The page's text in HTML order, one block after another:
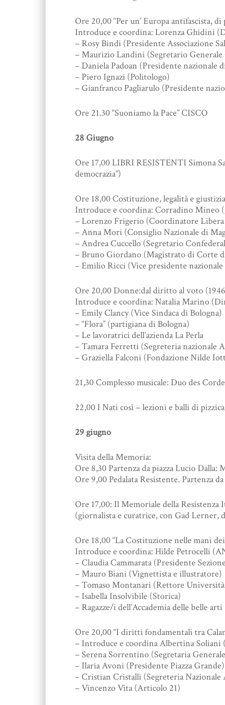
Ore 20,00 “Per un’ Europa antifascista,
Introduce e coordina: Lorenza Ghidini
– Rosy Bindi (Presidente Associazione
– Maurizio Landini (Segretario
– Daniela Padoan (Presidente nazionale
– Piero Ignazi (Politologo)
– Gianfranco Pagliarulo (Presidente
Ore 21.30 “Suoniamo la Pace” CISCO
28 Giugno
Ore 17,00 LIBRI RESISTENTI Simona
democrazia”)
Ore 18,00 Costituzione, legalità e
Introduce e coordina: Corradino Mineo
– Lorenzo Frigerio (Coordinatore
– Anna Mori (Consiglio Nazionale di
– Andrea Cuccello (Segretario
– Bruno Giordano (Magistrato di Corte
– Emilio Ricci (Vice presidente
Ore 20,00 Donne:dal diritto al voto
Introduce e coordina: Natalia Marino
– Emily Clancy (Vice Sindaca di Bologna)
– “Flora” (partigiana di Bologna)
– Le lavoratrici dell’azienda La Perla
– Tamara Ferretti (Segreteria nazionale
– Graziella Falconi (Fondazione Nilde
21,30 Complesso musicale: Duo des
22,00 I Nati così – lezioni e balli di
29 giugno
Visita della Memoria:
Ore 8,30 Partenza da piazza Lucio
Ore 9,00 Pedalata Resistente. Partenza
Ore 17,00: Il Memoriale della
(giornalista e curatrice, con Gad Lerner,
Ore 18,00 “La Costituzione nelle mani
Introduce e coordina: Hilde Petrocelli
– Claudia Cammarata (Presidente
– Mauro Biani (Vignettista e illustratore)
– Tomaso Montanari (Rettore
– Isabella Insolvibile (Storica)
– Ragazze/i dell’Accademia delle belle
Ore 20,00 “I diritti fondamentali tra
– Introduce e coordina Albertina Soliani
– Serena Sorrentino (Segretaria
– Ilaria Avoni (Presidente Piazza Grande)
– Cristian Cristalli (Segreteria Nazionale
– Vincenzo Vita (Articolo 21)